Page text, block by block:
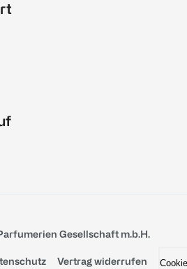
Gesellschaft m.b.H.
Vertrag widerrufen